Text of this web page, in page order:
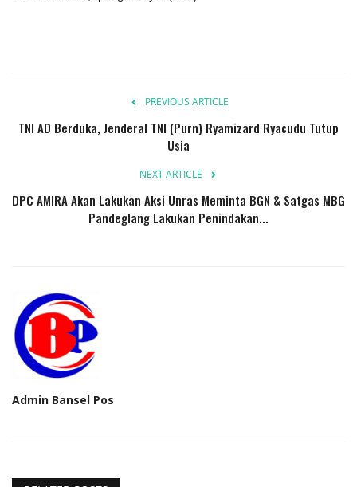
PREVIOUS ARTICLE
TNI AD Berduka, Jenderal TNI (Purn) Ryamizard Ryacudu Tutup
Usia
NEXT ARTICLE
DPC AMIRA Akan Lakukan Aksi Unras Meminta BGN & Satgas MBG
Pandeglang Lakukan Penindakan...
Admin Bansel Pos